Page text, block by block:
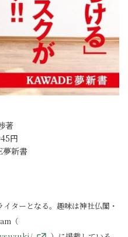
著
円
夢新書
ターとなる。趣味は神社仏閣・
（